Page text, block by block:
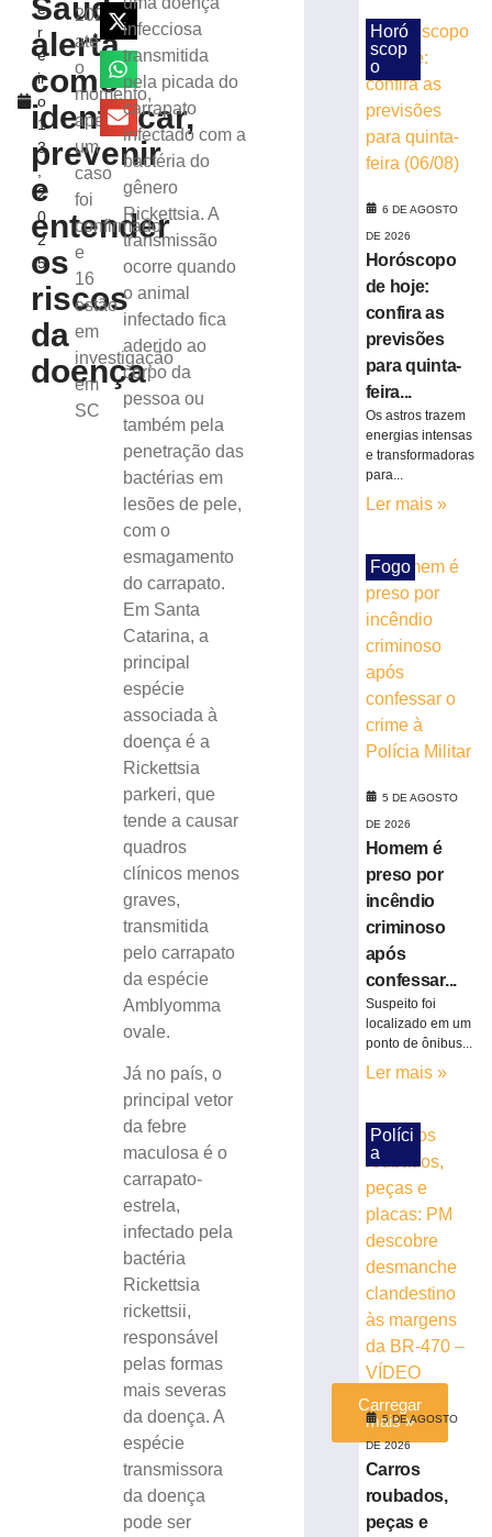
e
r
e
ir
o
1
3
,
2
0
2
5
Saúde
alerta
como
identificar,
prevenir
e
entender
os
riscos
da
doença
2025,
até
o
momento,
apenas
um
caso
foi
confirmado
e
16
estão
em
investigação
em
SC
infecciosa
transmitida
pela picada do
carrapato
infectado com a
bactéria do
gênero
Rickettsia. A
transmissão
ocorre quando
o animal
infectado fica
aderido ao
corpo da
pessoa ou
também pela
penetração das
bactérias em
lesões de pele,
com o
esmagamento
do carrapato.
Em Santa
Catarina, a
principal
espécie
associada à
doença é a
Rickettsia
parkeri, que
tende a causar
quadros
clínicos menos
graves,
transmitida
pelo carrapato
da espécie
Amblyomma
ovale.
Já no país, o
principal vetor
da febre
maculosa é o
carrapato-
estrela,
infectado pela
bactéria
Rickettsia
rickettsii,
responsável
pelas formas
mais severas
da doença. A
espécie
transmissora
da doença
pode ser
saúde
trabalhador
ferido
durante
montagem
estrutura
Brusque
mais
Município
jovem
perdeu
testículo
atraso
diagnóstico
médico
mais
Casos
sarampo
sobem
para
Paulo
mais
Carregar
mais »
Horó
scop
o
6 DE AGOSTO
DE 2026
Horóscopo
de hoje:
confira as
previsões
para quinta-
feira...
Os astros trazem
energias intensas
e transformadoras
para...
Ler mais »
Fogo
5 DE AGOSTO
DE 2026
Homem é
preso por
incêndio
criminoso
após
confessar...
Suspeito foi
localizado em um
ponto de ônibus...
Ler mais »
Políci
a
5 DE AGOSTO
DE 2026
Carros
roubados,
peças e